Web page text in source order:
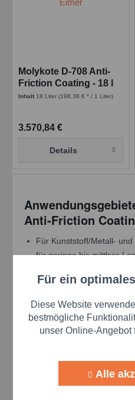
Molykote D-708 Anti-
Friction Coating - 18 l
Kanister
Inhalt 18 Liter(198,38 € * / 1 Liter)
3.570,84 €
Details
Anti-Friction
Für Kunststoff/Metall-
für geringe bis mittlere
Schließmechanismen,
Geeignet für Bürogeräte
Festschmierstoffe
Organischer Binder
Funktionale
Marketing
Personalisierung
Für ein
Diese Website
bestmögliche
unser Online-Angebot
Alle